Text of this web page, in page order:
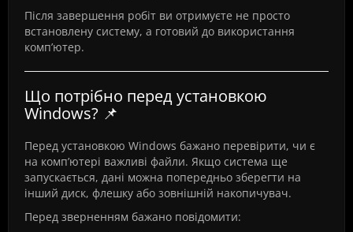
Після завершення робіт ви отримуєте не просто
встановлену систему, а готовий до використання
комп’ютер.
Що потрібно перед установкою
Windows? 📌
Перед установкою Windows бажано перевірити, чи є
на комп’ютері важливі файли. Якщо система ще
запускається, дані можна попередньо зберегти на
інший диск, флешку або зовнішній накопичувач.
Перед зверненням бажано повідомити: